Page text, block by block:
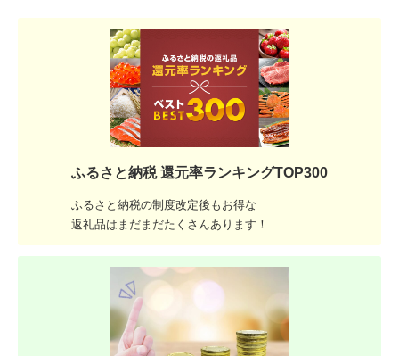
ふるさと納税 還元率ランキングTOP300
ふるさと納税の制度改定後もお得な
返礼品はまだまだたくさんあります！